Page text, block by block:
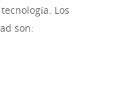
Los
son: